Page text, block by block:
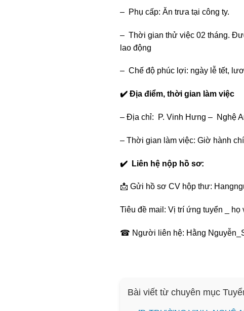
– Phụ cấp: Ăn trưa tại công ty.
– Thời gian thử việc 02 tháng.
lao động
– Chế độ phúc lợi: ngày lễ tết,
✔️ Địa điểm, thời gian làm việc
– Địa chỉ: P. Vinh Hưng – Nghệ
– Thời gian làm việc: Giờ hành
✔️ Liên hệ nộp hồ sơ:
📩 Gửi hồ sơ CV hộp thư:
Tiêu đề mail: Vị trí ứng tuyển _ họ
☎ Người liên hệ: Hằng
Bài viết từ chuyên mục